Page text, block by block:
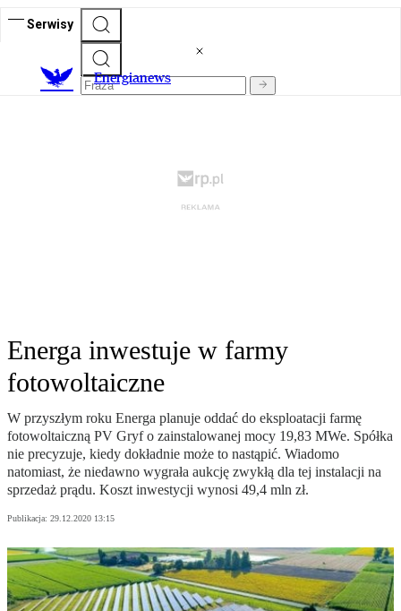
Serwisy
Energianews
Energa inwestuje w farmy
fotowoltaiczne
W przyszłym roku Energa planuje oddać do eksploatacji farmę
fotowoltaiczną PV Gryf o zainstalowanej mocy 19,83 MWe. Spółka
nie precyzuje, kiedy dokładnie może to nastąpić. Wiadomo
natomiast, że niedawno wygrała aukcję zwykłą dla tej instalacji na
sprzedaż prądu. Koszt inwestycji wynosi 49,4 mln zł.
Publikacja: 29.12.2020 13:15